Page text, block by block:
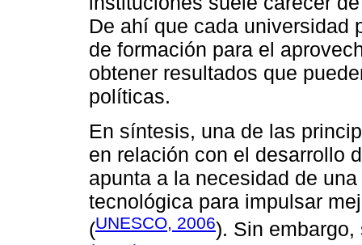
De ahí que cada universidad
de formación para el
obtener resultados que
políticas.
En síntesis, una de las
en relación con el desarrollo
apunta a la necesidad de
tecnológica para impulsar
(UNESCO, 2006). Sin